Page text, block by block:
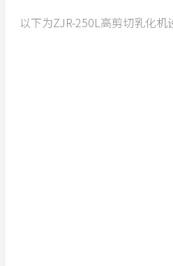
以下为ZJR-250L高剪切乳化机